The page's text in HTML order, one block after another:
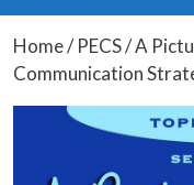
Home/PECS/ A
Communication